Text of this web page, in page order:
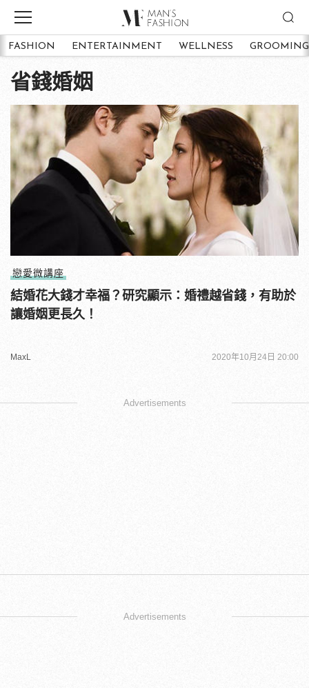
FASHION ENTERTAINMENT WELLNESS GROOMING
省錢婚姻
戀愛微講座
結婚花大錢才幸福？研究顯示：婚禮越省錢，有助於
讓婚姻更長久！
MaxL 2020年10月24日 20:00
Advertisements
Advertisements